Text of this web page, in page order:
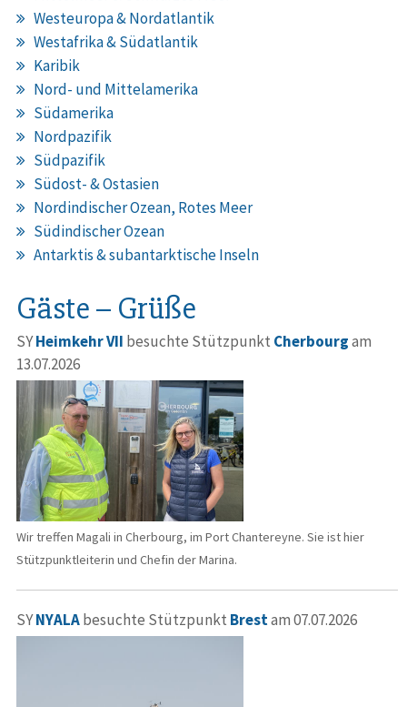
Westeuropa & Nordatlantik
Westafrika & Südatlantik
Karibik
Nord- und Mittelamerika
Südamerika
Nordpazifik
Südpazifik
Südost- & Ostasien
Nordindischer Ozean, Rotes Meer
Südindischer Ozean
Antarktis & subantarktische Inseln
Gäste – Grüße
SYHeimkehr VII besuchte Stützpunkt Cherbourgam
13.07.2026
Wir treffen Magali in Cherbourg, im Port Chantereyne. Sie ist hier
Stützpunktleiterin und Chefin der Marina.
SYNYALAbesuchte Stützpunkt Brestam 07.07.2026